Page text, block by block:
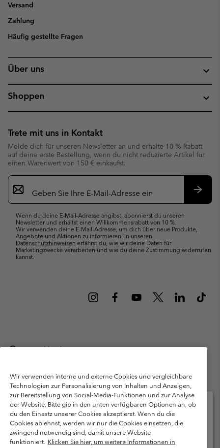
Versand
Zahlung
Häufig gestellte Fragen
Über uns
Shoppen
Trete mit uns in Kontakt
Melde dich für unseren Newsletter an und erhalte 10 % Rabatt
auf deine erste Bestellung, wenn du nicht reduzierte Artikel für
einen Warenwert von 150 € einkaufst.
Newsletter-
Anmeldung
Wenn du deine E-Mail-Adresse angibst, abonnierst du unseren
Newsletter und erhältst einen Willkommensrabatt von 10 %.
Wir verwenden deine E-Mail-Adresse, um dich über neue Produkte,
Angebote und Aktionen zu informieren. In unseren
Datenschutzhinweisen erfährst du, wie wir deine Daten für
Marketingzwecke verarbeiten und wie du deine Zustimmung widerrufen
kannst.
Deutschland
München Deutschland. Alle Rechte vorbehalten.
Nutzungsbedingungen
Allgemeine Verkaufsbedingungen
Garantie
Datenschutzerklärung
Bestimmungen und Bedingungen des Mitglieder Programms
Nutzungsbedingungen Für Nutzergenerierte Inhalte
Wir verwenden interne und externe Cookies und vergleichbare
Technologien zur Personalisierung von Inhalten und Anzeigen,
zur Bereitstellung von Social-Media-Funktionen und zur Analyse
der Website. Bitte gib in den unten verfügbaren Optionen an, ob
du den Einsatz unserer Cookies akzeptierst. Wenn du die
Cookies ablehnst, werden wir nur die Cookies einsetzen, die
zwingend notwendig sind, damit unsere Website
funktioniert. Klicken Sie hier, um weitere Informationen in
Bitte wählen Sie Ihr Lieferland und Ihre Sprache
Online-Einkauf verfügbar